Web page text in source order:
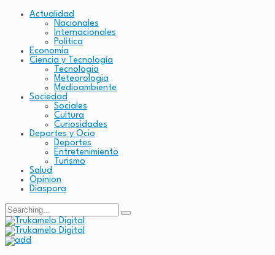
Actualidad
Nacionales
Internacionales
Politica
Economia
Ciencia y Tecnología
Tecnologia
Meteorologia
Medioambiente
Sociedad
Sociales
Cultura
Curiosidades
Deportes y Ocio
Deportes
Entretenimiento
Turismo
Salud
Opinion
Diaspora
Search
for: